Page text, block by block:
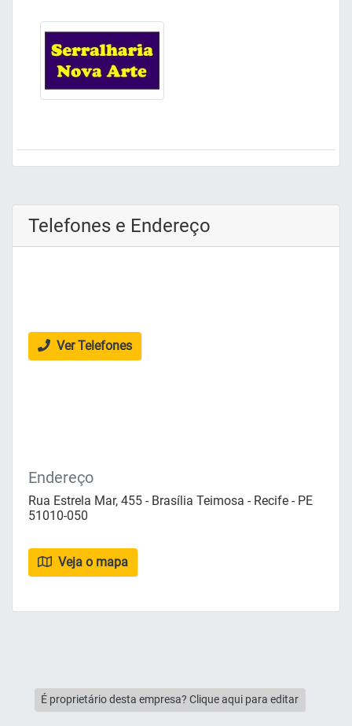
Telefones e Endereço
Ver Telefones
Endereço
Rua Estrela Mar, 455 - Brasília Teimosa - Recife - PE
51010-050
Veja o mapa
É proprietário desta empresa? Clique aqui para editar